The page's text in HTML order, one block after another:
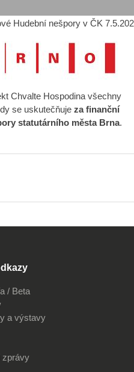
Hudební nešpory v ČK
Chvalte Hospodina všechny
se uskutečňuje za finanční
statutárního města Brna.
/ Beta
a výstavy
zprávy